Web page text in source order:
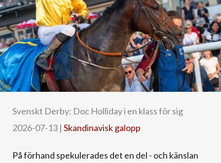
Svenskt Derby: Doc Holliday i en klass för sig
2026-07-13 | Skandinavisk galopp
På förhand spekulerades det en del - och känslan